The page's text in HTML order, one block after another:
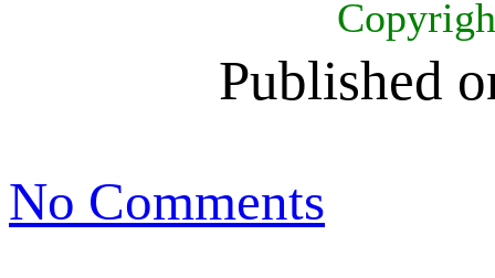
Published
No Comments